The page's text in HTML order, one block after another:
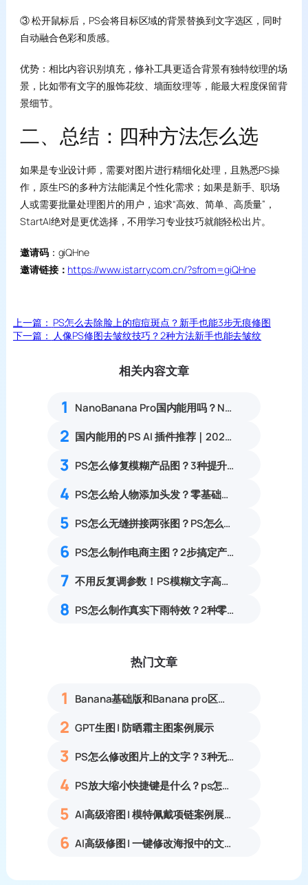
③ 松开鼠标后，PS会将目标区域的背景替换到文字选区，同时
自动融合色彩和质感。
优势：相比内容识别填充，修补工具更适合背景有独特纹理的场
景，比如带有文字的服饰花纹、墙面纹理等，能最大程度保留背
景细节。
二、总结：四种方法怎么选
如果是专业设计师，需要对图片进行精细化处理，且熟悉PS操
作，原生PS的多种方法能满足个性化需求；如果是新手、职场
人或需要批量处理图片的用户，追求“高效、简单、高质量”，
StartAI绝对是更优选择，不用学习专业技巧就能轻松出片。
邀请码：giQHne
邀请链接： https://www.istarry.com.cn/?sfrom=giQHne
上一篇： PS怎么去除脸上的痘痘斑点？新手也能3步无痕修图
下一篇： 人像PS修图去皱纹技巧？2种方法新手也能去皱纹
相关内容文章
1 NanoBanana Pro国内能用吗？Nano banana使用教程
2 国内能用的 PS AI 插件推荐｜2026 4款AI插件最新实测
3 PS怎么修复模糊产品图？3种提升清晰度技巧
4 PS怎么给人物添加头发？零基础合成自然补发实操教程
5 PS怎么无缝拼接两张图？PS怎么把两张图片合并到一起？
6 PS怎么制作电商主图？2步搞定产品白底图+主图
7 不用反复调参数！PS模糊文字高清修复方法
8 PS怎么制作真实下雨特效？2种零基础雨水氛围感修图教程
热门文章
1 Banana基础版和Banana pro区别对比丨具体案例应用+使用教程
2 GPT生图 | 防晒霜主图案例展示
3 PS怎么修改图片上的文字？3种无痕改字方法，新手也能搞定
4 PS放大缩小快捷键是什么？ps怎么把图片拉大拉小？
5 AI高级溶图 | 模特佩戴项链案例展示
6 AI高级修图 | 一键修改海报中的文字